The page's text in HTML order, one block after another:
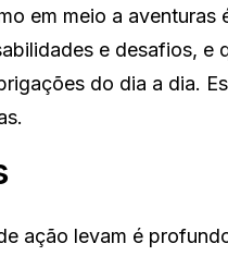
em meio a
e desafios, e
do dia a dia.
ação levam é